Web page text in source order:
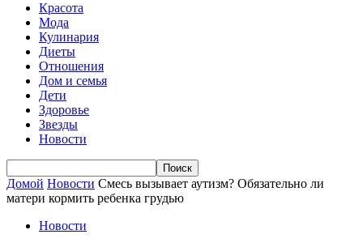
Красота
Мода
Кулинария
Диеты
Отношения
Дом и семья
Дети
Здоровье
Звезды
Новости
Домой Новости Смесь вызывает аутизм? Обязательно ли
матери кормить ребенка грудью
Новости